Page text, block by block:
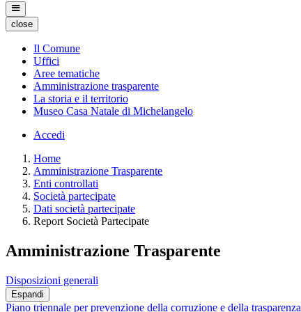
close
Il Comune
Uffici
Aree tematiche
Amministrazione trasparente
La storia e il territorio
Museo Casa Natale di Michelangelo
Accedi
Home
Amministrazione Trasparente
Enti controllati
Società partecipate
Dati società partecipate
Report Società Partecipate
Amministrazione Trasparente
Disposizioni generali
Espandi
Piano triennale per prevenzione della corruzione e della trasparenza